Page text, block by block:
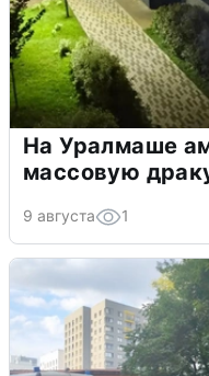
На Уралмаше
массовую
9 августа 1